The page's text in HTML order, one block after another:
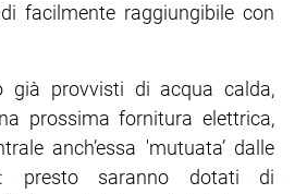
facilmente raggiungibile con
già provvisti di acqua calda,
prossima fornitura elettrica,
anch’essa 'mutuata’ dalle
presto saranno dotati di